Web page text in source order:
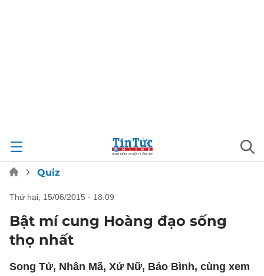
Quiz
thứ hai, 15/06/2015 - 18:09
Bật mí cung Hoàng đạo sống
thọ nhất
Song Tử, Nhân Mã, Xử Nữ, Bảo Bình, cùng xem